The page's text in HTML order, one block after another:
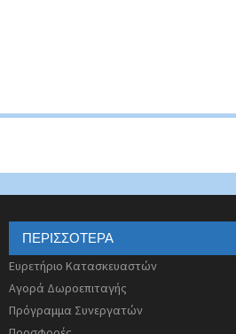
ΠΕΡΙΣΣΌΤΕΡΑ
Ευρετήριο Κατασκευαστών
Αγορά Δωροεπιταγής
Πρόγραμμα Συνεργατών